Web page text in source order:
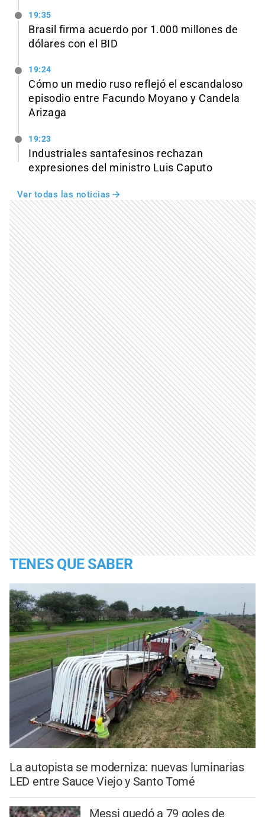
19:35
Brasil firma acuerdo por 1.000 millones de
dólares con el BID
19:24
Cómo un medio ruso reflejó el escandaloso
episodio entre Facundo Moyano y Candela
Arizaga
19:23
Industriales santafesinos rechazan
expresiones del ministro Luis Caputo
Ver todas las noticias
TENES QUE SABER
La autopista se moderniza: nuevas luminarias
LED entre Sauce Viejo y Santo Tomé
Messi quedó a 79 goles de